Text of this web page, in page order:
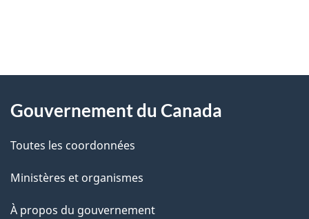
D
t
a
l
s
propos
ce
site
Gouvernement du Canada
Toutes les coordonnées
Ministères et organismes
À propos du gouvernement